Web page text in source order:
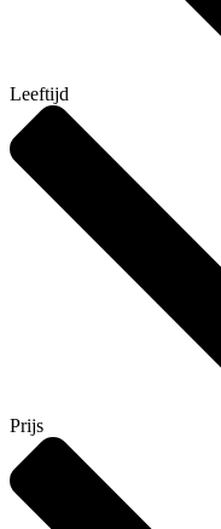
Leeftijd
Prijs